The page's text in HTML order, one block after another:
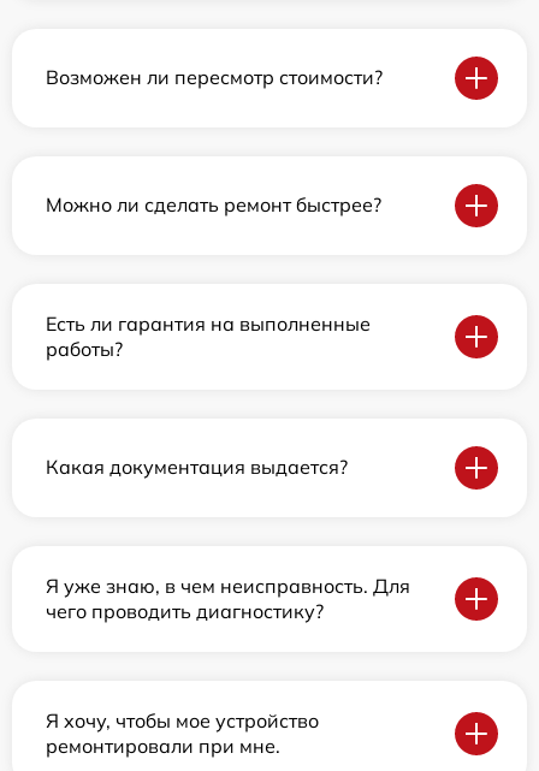
Возможен ли пересмотр стоимости?
Можно ли сделать ремонт быстрее?
Есть ли гарантия на выполненные
работы?
Какая документация выдается?
Я уже знаю, в чем неисправность. Для
чего проводить диагностику?
Я хочу, чтобы мое устройство
ремонтировали при мне.